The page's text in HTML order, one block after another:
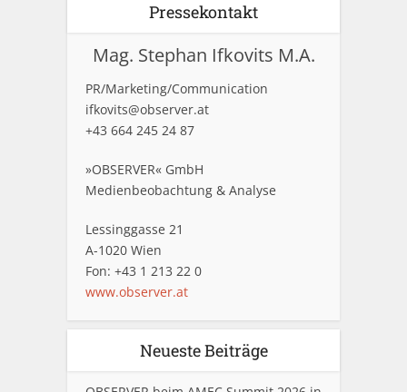
Pressekontakt
Mag. Stephan Ifkovits M.A.
PR/Marketing/Communication
ifkovits@observer.at
+43 664 245 24 87
»OBSERVER« GmbH
Medienbeobachtung & Analyse
Lessinggasse 21
A-1020 Wien
Fon: +43 1 213 22 0
www.observer.at
Neueste Beiträge